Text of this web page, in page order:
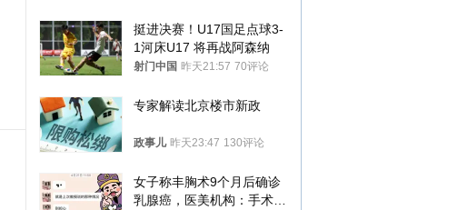
挺进决赛！U17国足点球3-
1河床U17 将再战阿森纳
射门中国 昨天21:57 70评论
专家解读北京楼市新政
政事儿 昨天23:47 130评论
女子称丰胸术9个月后确诊
乳腺癌，医美机构：手术不